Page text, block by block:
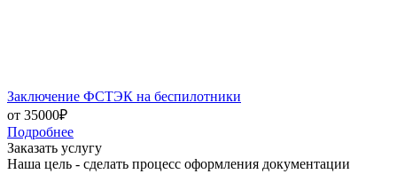
Заключение ФСТЭК на беспилотники
от 35000₽
Подробнее
Заказать услугу
Наша цель - сделать процесс оформления документации